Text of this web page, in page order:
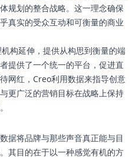
规划的整合战略。这一理念确保
真实的受众互动和可衡量的商业
构延伸，提供从构思到衡量的端
提供了一个统一的平台，促进直
网红，Creo利用数据来指导创意
更广泛的营销目标在战略上保持
据将品牌与那些声音真正能与目
其目的在于以一种感觉有机的方